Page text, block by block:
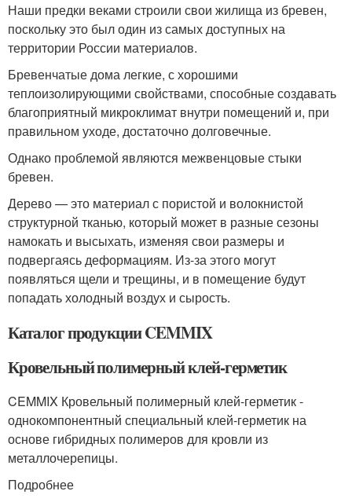
Наши предки веками строили свои жилища из бревен,
поскольку это был один из самых доступных на
территории России материалов.
Бревенчатые дома легкие, с хорошими
теплоизолирующими свойствами, способные создавать
благоприятный микроклимат внутри помещений и, при
правильном уходе, достаточно долговечные.
Однако проблемой являются межвенцовые стыки
бревен.
Дерево — это материал с пористой и волокнистой
структурной тканью, который может в разные сезоны
намокать и высыхать, изменяя свои размеры и
подвергаясь деформациям. Из-за этого могут
появляться щели и трещины, и в помещение будут
попадать холодный воздух и сырость.
Каталог продукции CEMMIX
Кровельный полимерный клей-герметик
CEMMIX Кровельный полимерный клей-герметик -
однокомпонентный специальный клей-герметик на
основе гибридных полимеров для кровли из
металлочерепицы.
Подробнее